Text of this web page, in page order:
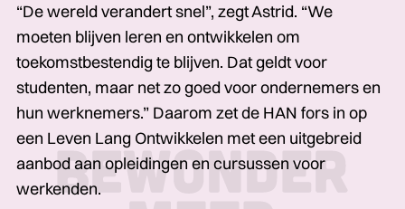
“De wereld verandert snel”, zegt Astrid.­­­ “We
moeten blijven leren en ontwikkelen­­­ om
toekomstbestendig te blijven. Dat geldt voor
studenten, maar net zo goed voor ondernemers en
hun werknemers.” Daarom zet de HAN fors in op
een Leven Lang Ontwikkelen met een uitgebreid
aanbod aan opleidingen en cursussen voor
werkenden.